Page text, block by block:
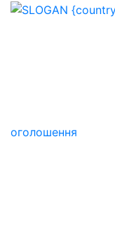
оголошення